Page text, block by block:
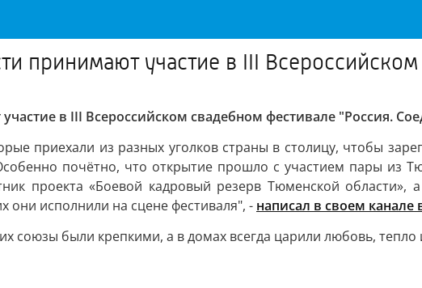
принимают участие в III
в III Всероссийском свадебном фестивале "Россия.
приехали из разных уголков страны в столицу, чтобы
почётно, что открытие прошло с участием пары из
проекта «Боевой кадровый резерв Тюменской
они исполнили на сцене фестиваля", - написал в своем канале
союзы были крепкими, а в домах всегда царили любовь,